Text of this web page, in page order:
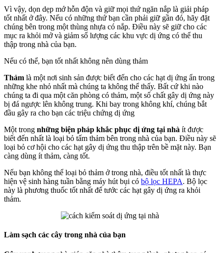
Vì vậy, dọn dẹp mớ hỗn độn và giữ mọi thứ ngăn nắp là giải pháp
tốt nhất ở đây. Nếu có những thứ bạn cần phải giữ gần đó, hãy đặt
chúng bên trong một thùng nhựa có nắp. Điều này sẽ giữ cho các
mục ra khỏi mở và giảm số lượng các khu vực dị ứng có thể thu
thập trong nhà của bạn.
Nếu có thể, bạn tốt nhất không nên dùng thảm
Thảm là một nơi sinh sản được biết đến cho các hạt dị ứng ẩn trong
những khe nhỏ nhất mà chúng ta không thể thấy. Bất cứ khi nào
chúng ta đi qua một căn phòng có thảm, một số chất gây dị ứng này
bị đá ngược lên không trung. Khi bay trong không khí, chúng bắt
đầu gây ra cho bạn các triệu chứng dị ứng
Một trong những biện pháp khắc phục dị ứng tại nhà ít được
biết đến nhất là loại bỏ tấm thảm bên trong nhà của bạn. Điều này sẽ
loại bỏ cơ hội cho các hạt gây dị ứng thu thập trên bề mặt này. Bạn
càng dùng ít thảm, càng tốt.
Nếu bạn không thể loại bỏ thảm ở trong nhà, điều tốt nhất là thực
hiện vệ sinh hàng tuần bằng máy hút bụi có bộ lọc HEPA. Bộ lọc
này là phương thuốc tốt nhất để tước các hạt gây dị ứng ra khỏi
thảm.
Làm sạch các cây trong nhà của bạn